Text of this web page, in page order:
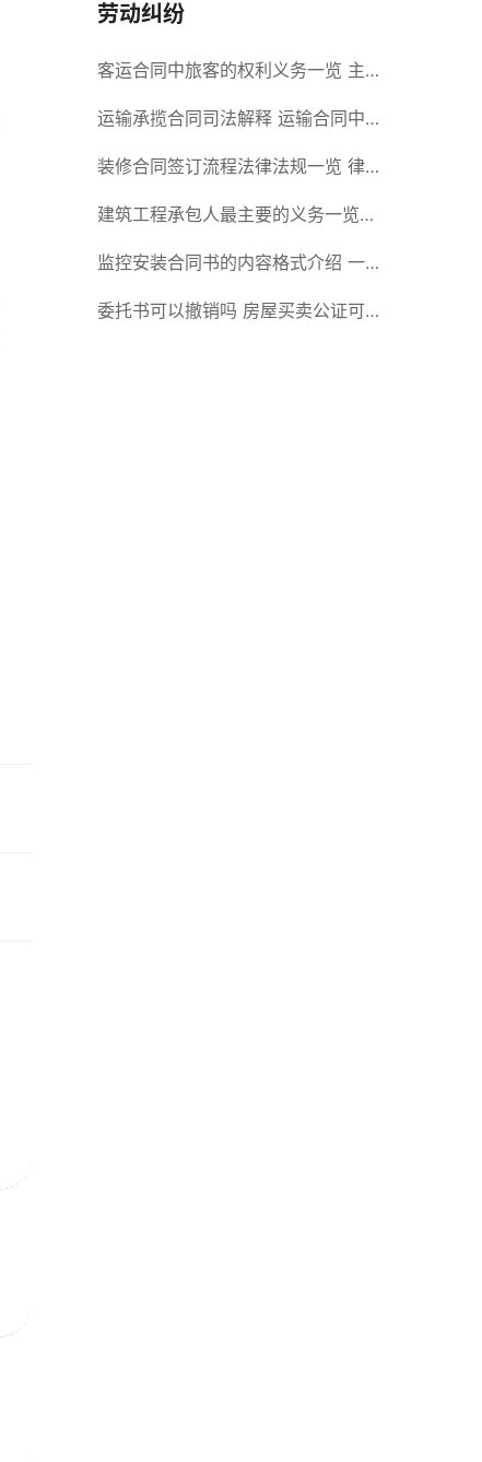
劳动纠纷
客运合同中旅客的权利义务一览 主
要包括这些内容
运输承揽合同司法解释 运输合同中
承运人的义务有哪些
装修合同签订流程法律法规一览 律
师解答
建筑工程承包人最主要的义务一览
承包合同内容介绍
监控安装合同书的内容格式介绍 一
般包括这些条款
委托书可以撤销吗 房屋买卖公证可